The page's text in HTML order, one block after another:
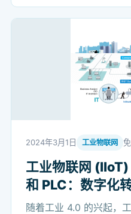
2024年3月1日 工业物联网
工业物联网
和 PLC：数字化
随着工业 4.0 的兴起，